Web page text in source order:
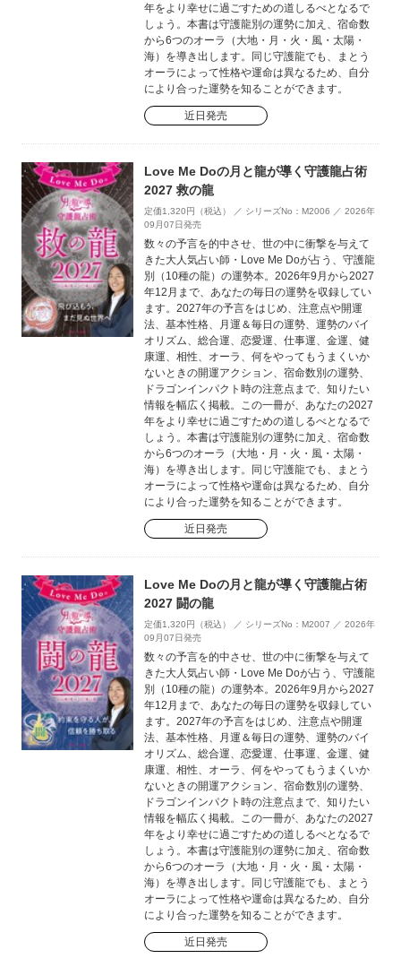
年をより幸せに過ごすための道しるべとなるで
しょう。本書は守護龍別の運勢に加え、宿命数
から6つのオーラ（大地・月・火・風・太陽・
海）を導き出します。同じ守護龍でも、まとう
オーラによって性格や運命は異なるため、自分
により合った運勢を知ることができます。
近日発売
Love Me Doの月と龍が導く守護龍占術
2027 救の龍
定価1,320円（税込） ／ シリーズNo：M2006 ／ 2026年
09月07日発売
数々の予言を的中させ、世の中に衝撃を与えて
きた大人気占い師・Love Me Doが占う、守護龍
別（10種の龍）の運勢本。2026年9月から2027
年12月まで、あなたの毎日の運勢を収録してい
ます。2027年の予言をはじめ、注意点や開運
法、基本性格、月運＆毎日の運勢、運勢のバイ
オリズム、総合運、恋愛運、仕事運、金運、健
康運、相性、オーラ、何をやってもうまくいか
ないときの開運アクション、宿命数別の運勢、
ドラゴンインパクト時の注意点まで、知りたい
情報を幅広く掲載。この一冊が、あなたの2027
年をより幸せに過ごすための道しるべとなるで
しょう。本書は守護龍別の運勢に加え、宿命数
から6つのオーラ（大地・月・火・風・太陽・
海）を導き出します。同じ守護龍でも、まとう
オーラによって性格や運命は異なるため、自分
により合った運勢を知ることができます。
近日発売
Love Me Doの月と龍が導く守護龍占術
2027 闘の龍
定価1,320円（税込） ／ シリーズNo：M2007 ／ 2026年
09月07日発売
数々の予言を的中させ、世の中に衝撃を与えて
きた大人気占い師・Love Me Doが占う、守護龍
別（10種の龍）の運勢本。2026年9月から2027
年12月まで、あなたの毎日の運勢を収録してい
ます。2027年の予言をはじめ、注意点や開運
法、基本性格、月運＆毎日の運勢、運勢のバイ
オリズム、総合運、恋愛運、仕事運、金運、健
康運、相性、オーラ、何をやってもうまくいか
ないときの開運アクション、宿命数別の運勢、
ドラゴンインパクト時の注意点まで、知りたい
情報を幅広く掲載。この一冊が、あなたの2027
年をより幸せに過ごすための道しるべとなるで
しょう。本書は守護龍別の運勢に加え、宿命数
から6つのオーラ（大地・月・火・風・太陽・
海）を導き出します。同じ守護龍でも、まとう
オーラによって性格や運命は異なるため、自分
により合った運勢を知ることができます。
近日発売